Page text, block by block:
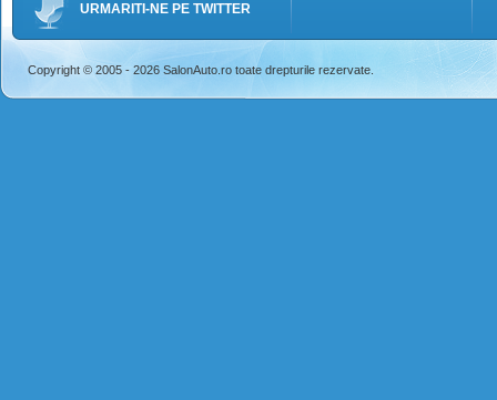
URMARITI-NE PE TWITTER
Copyright © 2005 - 2026 SalonAuto.ro toate drepturile rezervate.